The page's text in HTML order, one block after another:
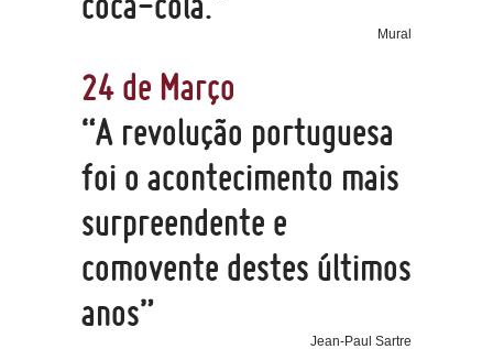
Mural
24 de Março
“A revolução portuguesa
foi o acontecimento mais
surpreendente e
comovente destes últimos
anos”
Jean-Paul Sartre